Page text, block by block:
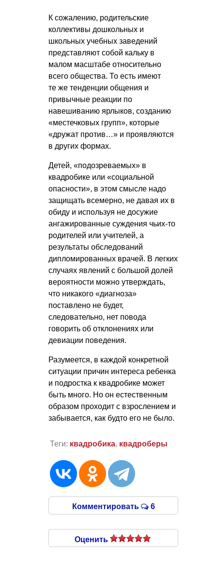
К сожалению, родительские
коллективы дошкольных и
школьных учебных заведений
представляют собой кальку в
малом масштабе относительно
всего общества. То есть имеют
те же тенденции общения и
привычные реакции по
навешиванию ярлыков, созданию
«местечковых групп», которые
«дружат против…» и проявляются
в других формах.
Детей, «подозреваемых» в
квадробике или «социальной
опасности», в этом смысле надо
защищать всемерно, не давая их в
обиду и используя не досужие
ангажированные суждения чьих-то
родителей или учителей, а
результаты обследований
дипломированных врачей. В легких
случаях явлений с большой долей
вероятности можно утверждать,
что никакого «диагноза»
поставлено не будет,
следовательно, нет повода
говорить об отклонениях или
девиации поведения.
Разумеется, в каждой конкретной
ситуации причин интереса ребенка
и подростка к квадробике может
быть много. Но он естественным
образом проходит с взрослением и
забывается, как будто его не было.
Теги: квадробика, квадроберы
Комментировать 6
Оценить